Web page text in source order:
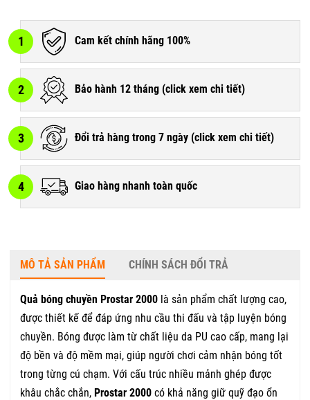
1 Cam kết chính hãng 100%
2 Bảo hành 12 tháng (click xem chi tiết)
3 Đổi trả hàng trong 7 ngày (click xem chi tiết)
4 Giao hàng nhanh toàn quốc
MÔ TẢ SẢN PHẨM CHÍNH SÁCH ĐỔI TRẢ
Quả bóng chuyền Prostar 2000 là sản phẩm chất lượng cao,
được thiết kế để đáp ứng nhu cầu thi đấu và tập luyện bóng
chuyền. Bóng được làm từ chất liệu da PU cao cấp, mang lại
độ bền và độ mềm mại, giúp người chơi cảm nhận bóng tốt
trong từng cú chạm. Với cấu trúc nhiều mảnh ghép được
khâu chắc chắn, Prostar 2000 có khả năng giữ quỹ đạo ổn